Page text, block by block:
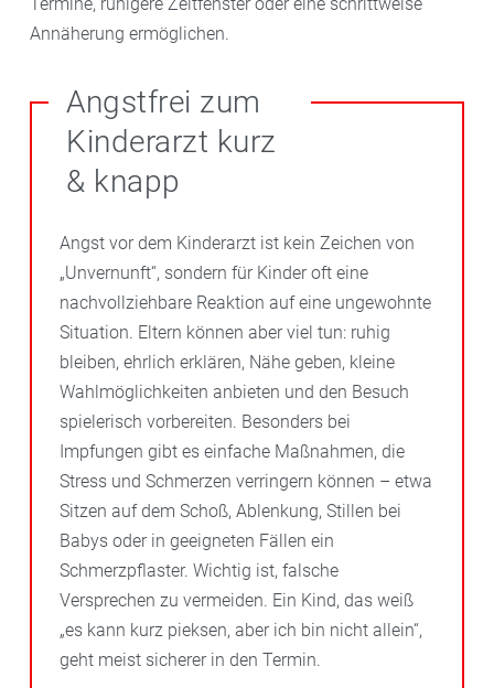
Annäherung ermöglichen.
Angstfrei zum
Kinderarzt kurz
& knapp
Angst vor dem Kinderarzt ist kein Zeichen von
„Unvernunft“, sondern für Kinder oft eine
nachvollziehbare Reaktion auf eine ungewohnte
Situation. Eltern können aber viel tun: ruhig
bleiben, ehrlich erklären, Nähe geben, kleine
Wahlmöglichkeiten anbieten und den Besuch
spielerisch vorbereiten. Besonders bei
Impfungen gibt es einfache Maßnahmen, die
Stress und Schmerzen verringern können – etwa
Sitzen auf dem Schoß, Ablenkung, Stillen bei
Babys oder in geeigneten Fällen ein
Schmerzpflaster. Wichtig ist, falsche
Versprechen zu vermeiden. Ein Kind, das weiß
„es kann kurz pieksen, aber ich bin nicht allein“,
geht meist sicherer in den Termin.